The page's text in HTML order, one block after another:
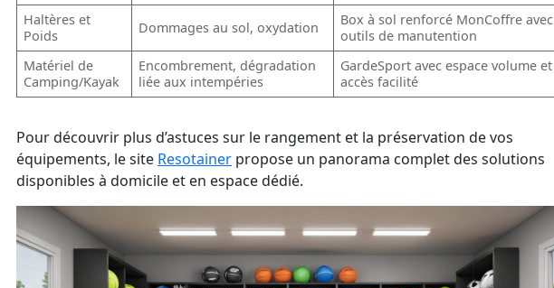
Haltères et
Poids
Dommages au sol, oxydation
Box à sol renforcé MonCoffre avec
outils de manutention
Matériel de
Camping/Kayak
Encombrement, dégradation
liée aux intempéries
GardeSport avec espace volume et
accès facilité
Pour découvrir plus d’astuces sur le rangement et la préservation de vos
équipements, le site Resotainer propose un panorama complet des solutions
disponibles à domicile et en espace dédié.